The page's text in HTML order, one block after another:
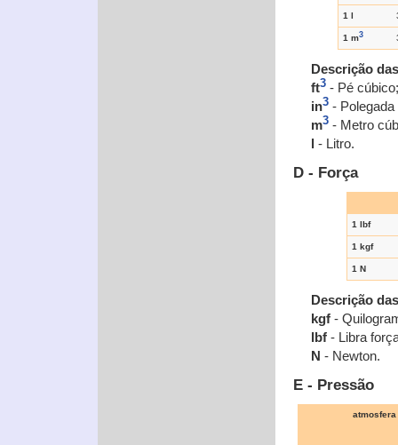
1 l
1 m3
Descrição
ft3 - Pé cúbico;
in3 -
m3 - Metro
l - Litro.
D - Força
1 lbf
1 kgf
1 N
Descrição
kgf -
lbf - Libra
N - Newton.
E - Pressão
atmosfera